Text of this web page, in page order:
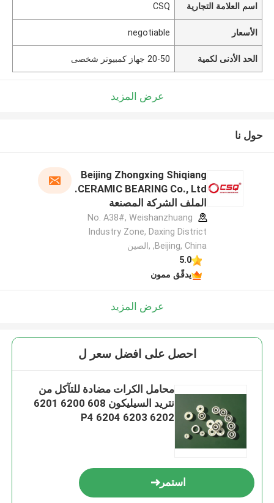
اسم العلامة التجارية CSQ
الأسعار negotiable
الحد الأدنى لكمية 20-50 جهاز كمبيوتر شخصى
عرض المزيد
حول نا
Beijing Zhongxing Shiqiang
CERAMIC BEARING Co., Ltd.
الملف الشركة المصنعة
No. A38#, Weishanzhuang
Industry Zone, Daxing District
,Beijing, China ,الصين
5.0
يدقّق ممون
عرض المزيد
احصل على افضل سعر ل
محامل الكرات مضادة للتآكل من
نتريد السيليكون 608 6200 6201
6202 6203 6204 P4
استمر